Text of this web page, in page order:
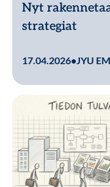
Nyt
strategiat
17.04.2026•JYU